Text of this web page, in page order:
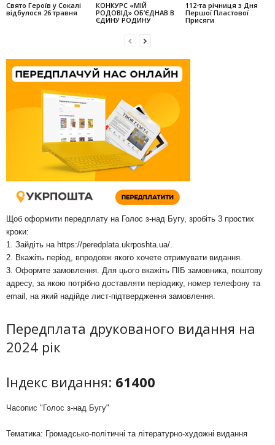
Свято Героїв у Сокалі
відбулося 26 травня
КОНКУРС «МІЙ
РОДОВІД» ОБ’ЄДНАВ В
ЄДИНУ РОДИНУ
112-та річниця з Дня
Першої Пластової
Присяги
Щоб оформити передплату на Голос з-над Бугу, зробіть 3 простих
кроки:
1. Зайдіть на https://peredplata.ukrposhta.ua/.
2. Вкажіть період, впродовж якого хочете отримувати видання.
3. Оформте замовлення. Для цього вкажіть ПІБ замовника, поштову
адресу, за якою потрібно доставляти періодику, номер телефону та
email, на який надійде лист-підтвердження замовлення.
Передплата друкованого видання на
2024 рік
Індекс видання: 61400
Часопис "Голос з-над Бугу"
Тематика: Громадсько-політичні та літературно-художні видання